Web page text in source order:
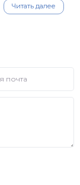
Читать далее